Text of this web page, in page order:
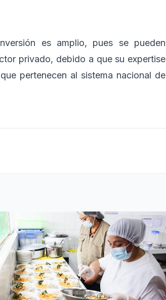
es amplio, pues se pueden
privado, debido a que su expertise
pertenecen al sistema nacional de